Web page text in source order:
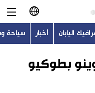
日本語
English
اليابان أخبار سياحة
بطوكيو